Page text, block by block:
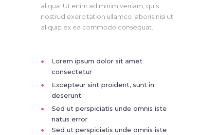
aliqua. Ut enim ad minim veniam, quis
nostrud exercitation ullamco laboris nisi ut
aliquip ex ea commodo consequat.
Lorem ipsum dolor sit amet
consectetur
Excepteur sint proident, sunt in
deserunt
Sed ut perspiciatis unde omnis iste
natus error
Sed ut perspiciatis unde omnis iste